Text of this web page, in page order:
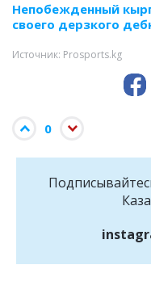
Непобежденный
своего дерзкого
Источник: Prosports.kg
0